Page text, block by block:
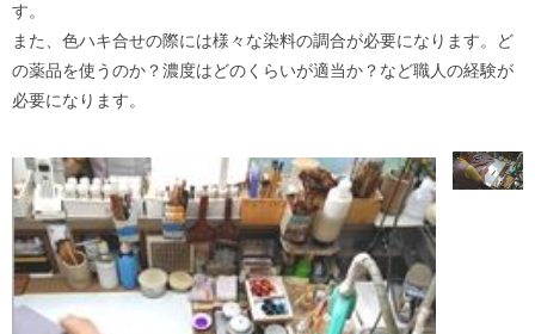
す。
また、色ハキ合せの際には様々な染料の調合が必要になります。ど
の薬品を使うのか？濃度はどのくらいが適当か？など職人の経験が
必要になります。